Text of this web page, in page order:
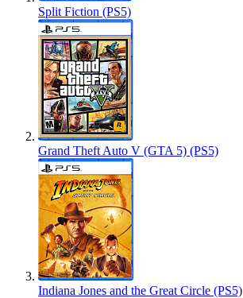
Split Fiction (PS5)
Grand Theft Auto V (GTA 5) (PS5)
Indiana Jones and the Great Circle (PS5)